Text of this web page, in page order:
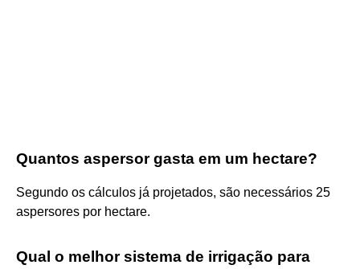
Quantos aspersor gasta em um hectare?
Segundo os cálculos já projetados, são necessários 25
aspersores por hectare.
Qual o melhor sistema de irrigação para